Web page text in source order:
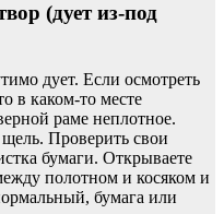
(дует из-под
дует. Если осмотреть
в каком-то месте
раме неплотное.
Проверить свои
бумаги. Открываете
полотном и косяком и
бумага или